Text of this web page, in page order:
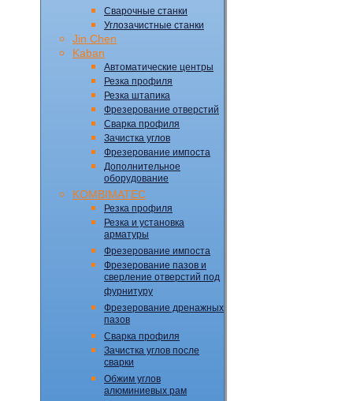
Сварочные станки
Углозачистные станки
Jin Chen
Kaban
Автоматические центры
Резка профиля
Резка штапика
Фрезерование отверстий
Сварка профиля
Зачистка углов
Фрезерование импоста
Дополнительное
оборудование
KOMBIMATEC
Резка профиля
Резка и установка
арматуры
Фрезерование импоста
Фрезерование пазов и
сверление отверстий под
фурнитуру
Фрезерование дренажных
пазов
Сварка профиля
Зачистка углов после
сварки
Обжим углов
алюминиевых рам